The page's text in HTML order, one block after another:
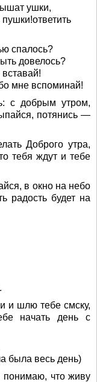
ушки,
спалось?
довелось?
мне вспоминай!
с добрым утром,
потянись —
Доброго утра,
тебя ждут и тебе
в окно на небо
радость будет на
и шлю тебе смску,
начать день с
была весь день)
понимаю, что живу